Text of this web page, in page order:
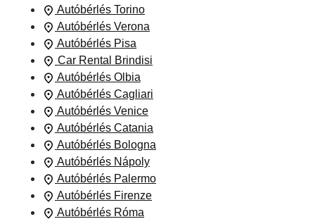
Autóbérlés Torino
Autóbérlés Verona
Autóbérlés Pisa
Car Rental Brindisi
Autóbérlés Olbia
Autóbérlés Cagliari
Autóbérlés Venice
Autóbérlés Catania
Autóbérlés Bologna
Autóbérlés Nápoly
Autóbérlés Palermo
Autóbérlés Firenze
Autóbérlés Róma